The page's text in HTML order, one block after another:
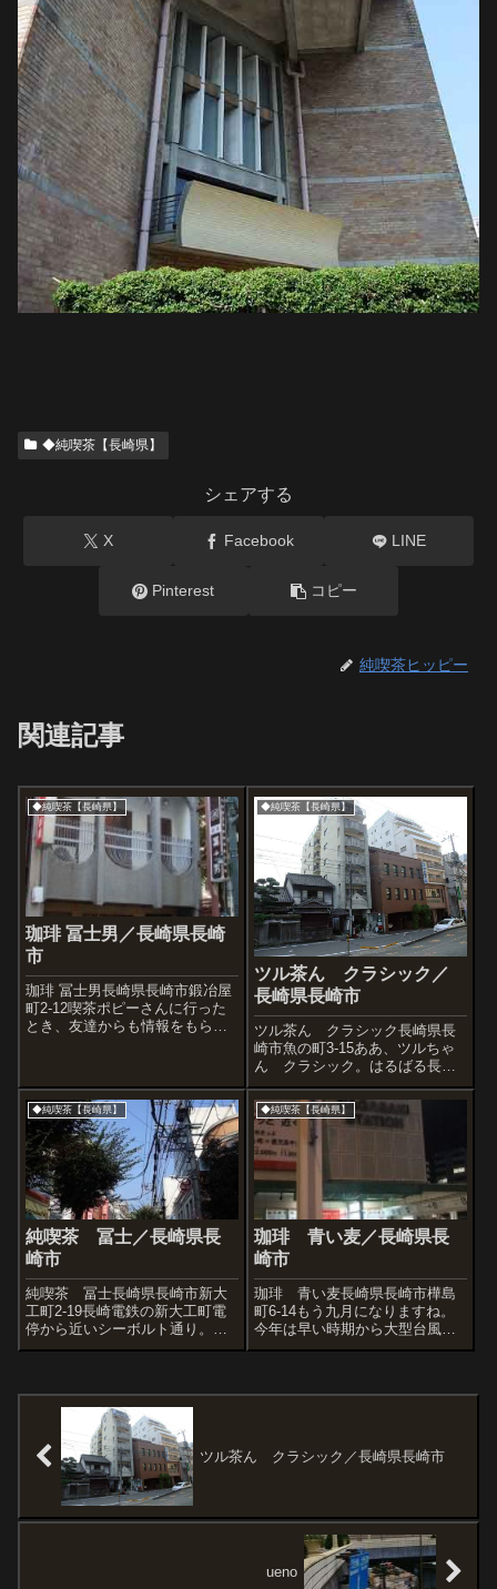
◆純喫茶【長崎県】
シェアする
X Facebook LINE
Pinterest コピー
純喫茶ヒッピー
関連記事
◆純喫茶【長崎県】
珈琲 冨士男／長崎県長崎
市
珈琲 冨士男長崎県長崎市鍛冶屋
町2-12喫茶ポピーさんに行った
とき、友達からも情報をもらっ
開店前で利用はできず、改めて
足を運んでみました。それにし
てもさすが...
◆純喫茶【長崎県】
ツル茶ん クラシック／
長崎県長崎市
ツル茶ん クラシック長崎県長
崎市魚の町3-15ああ、ツルちゃ
ん クラシック。はるばる長崎
に来てほんとによかったと感じ
た店です。上階はアパートにな
っているノッポな「ツル茶
ん」。アイスコーヒーで一服し
たあと、すばらしい店内の写真
をとりたくてお店...
◆純喫茶【長崎県】
純喫茶 冨士／長崎県長
崎市
純喫茶 冨士長崎県長崎市新大
工町2-19長崎電鉄の新大工町電
停から近いシーボルト通り。な
かなかにぎやかな商店街だし、
ン、喫茶ありました。なにとは
ともあれ一服することに。豆タ
イルや壁の模...
◆純喫茶【長崎県】
珈琲 青い麦／長崎県長
崎市
珈琲 青い麦長崎県長崎市樺島
町6-14もう九月になりますね。
今年は早い時期から大型台風や
ら大雨で大変でした。でも九月
したが長崎に到着。安いホテル
ツル茶ん クラシック／長崎県長崎市
ueno